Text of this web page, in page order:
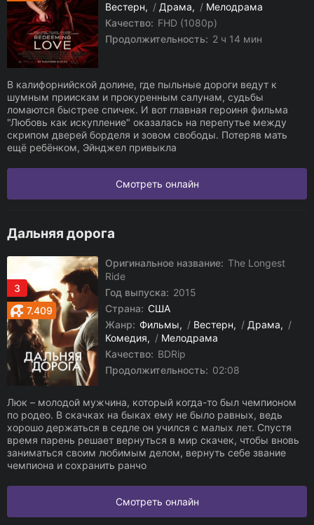
Вестерн
/ Драма / Мелодрама
Качество: FHD (1080p)
Продолжительность: 2 ч 14 мин
В калифорнийской долине, где пыльные дороги ведут к
шумным приискам и прокуренным салунам, судьбы
ломаются быстрее спичек. И вот главная героиня фильма
"Любовь как искупление" оказалась на перепутье между
скрипом дверей борделя и зовом свободы. Потеряв мать
ещё ребёнком, Эйнджел привыкла
Смотреть онлайн
Дальняя дорога
3
7.409
Оригинальное название: The Longest
Ride
Год выпуска: 2015
Страна: США
Жанр: Фильмы / Вестерн / Драма
/
Комедия
/ Мелодрама
Качество: BDRip
Продолжительность: 02:08
Люк – молодой мужчина, который когда-то был чемпионом
по родео. В скачках на быках ему не было равных, ведь
хорошо держаться в седле он учился с малых лет. Спустя
время парень решает вернуться в мир скачек, чтобы вновь
заниматься своим любимым делом, вернуть себе звание
чемпиона и сохранить ранчо
Смотреть онлайн